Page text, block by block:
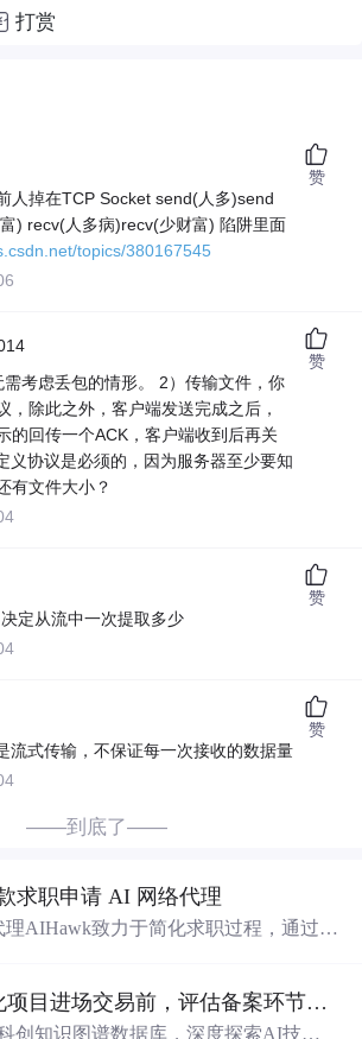
打赏
人掉在TCP Socket send(人多)send
) recv(人多病)recv(少财富) 陷阱里面
topics/380167545
赞
需考虑丢包的情形。 2）传输文件，你
，除此之外，客户端发送完成之后，
的回传一个ACK，客户端收到后再关
义协议是必须的，因为服务器至少要知
有文件大小？
赞
定从流中一次提取多少
赞
流式传输，不保证每一次接收的数据量
赞
——到底了——
求职申请 AI 网络代理
AIHawk致力于简化求职过程，通过自
科技成果转化项目进场交易前，评估备案环节需要准备哪些材料？.docx
创知识图谱数据库，深度探索AI技术